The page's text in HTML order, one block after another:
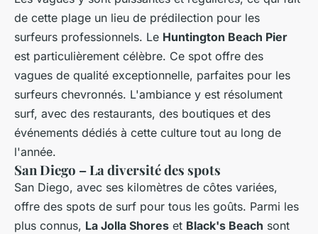
de cette plage un lieu de prédilection pour les
surfeurs professionnels. Le Huntington Beach Pier
est particulièrement célèbre. Ce spot offre des
vagues de qualité exceptionnelle, parfaites pour les
surfeurs chevronnés. L'ambiance y est résolument
surf, avec des restaurants, des boutiques et des
événements dédiés à cette culture tout au long de
l'année.
San Diego – La diversité des spots
San Diego, avec ses kilomètres de côtes variées,
offre des spots de surf pour tous les goûts. Parmi les
plus connus, La Jolla Shores et Black's Beach sont